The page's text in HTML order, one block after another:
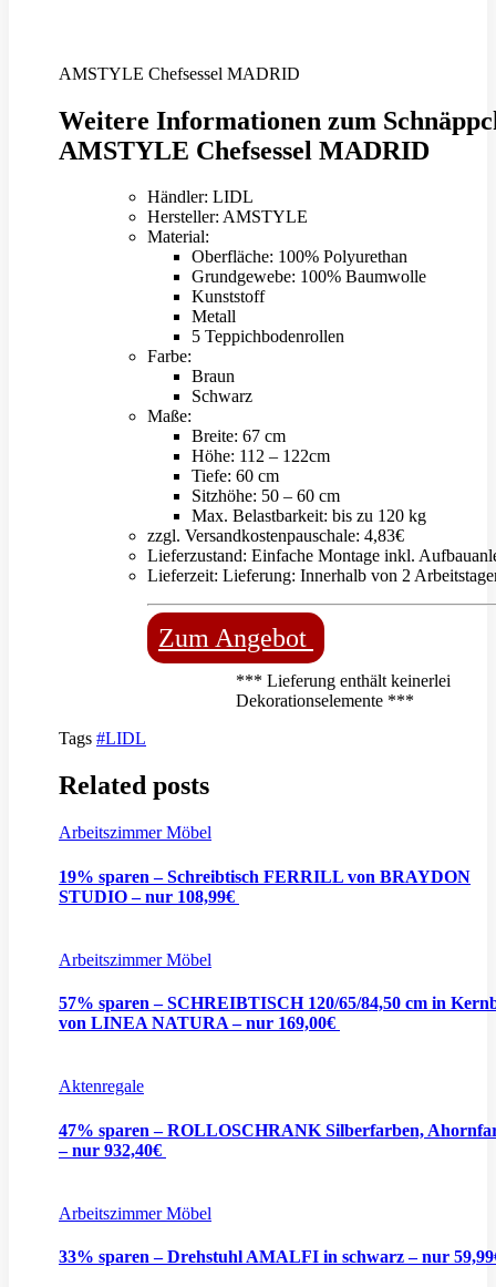
AMSTYLE Chefsessel MADRID
Weitere Informationen zum
AMSTYLE Chefsessel MADRID
Händler: LIDL
Hersteller: AMSTYLE
Material:
Oberfläche: 100% Polyurethan
Grundgewebe: 100% Baumwolle
Kunststoff
Metall
5 Teppichbodenrollen
Farbe:
Braun
Schwarz
Maße:
Breite: 67 cm
Höhe: 112 – 122cm
Tiefe: 60 cm
Sitzhöhe: 50 – 60 cm
Max. Belastbarkeit: bis zu 120 kg
zzgl. Versandkostenpauschale: 4,83€
Lieferzustand: Einfache Montage inkl.
Lieferzeit: Lieferung: Innerhalb von 2
Zum Angebot
*** Lieferung enthält keinerlei
Dekorationselemente ***
Tags #LIDL
Related posts
Arbeitszimmer Möbel
19% sparen – Schreibtisch FERRILL von BRAYDON
STUDIO – nur 108,99€
Arbeitszimmer Möbel
57% sparen – SCHREIBTISCH 120/65/84,50 cm in
von LINEA NATURA – nur 169,00€
Aktenregale
47% sparen – ROLLOSCHRANK Silberfarben,
– nur 932,40€
Arbeitszimmer Möbel
33% sparen – Drehstuhl AMALFI in schwarz – nur